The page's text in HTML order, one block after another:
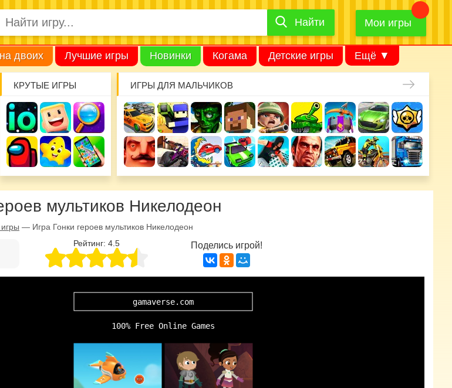
Найти
Найти Мои игры
двоих Лучшие игры Новинки Когама Детские игры Ещё ▼
КРУТЫЕ ИГРЫ ИГРЫ ДЛЯ МАЛЬЧИКОВ
мультиков Никелодеон
— Игра Гонки героев мультиков Никелодеон
Рейтинг: 4.5 Поделись игрой!